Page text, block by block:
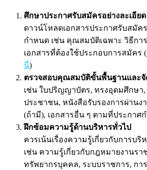
ศึกษาประกาศรับสมัครอย่างละเอียด
ดาวน์โหลดเอกสารประกาศรับสมั
กำหนด เช่น คุณสมบัติเฉพาะ วิธีกา
เอกสารที่ต้องใช้ประกอบการสมัคร (
นี่)
ตรวจสอบคุณสมบัติขั้นพื้นฐานและจั
เช่น ใบปริญญาบัตร, ทรงอุดมศึกษา,
ประชาชน, หนังสือรับรองการผ่าน
(ถ้ามี), เอกสารอื่น ๆ ตามที่ประกาศ
ฝึกซ้อมความรู้ด้านบริหารทั่วไป
ควรเน้นเรื่องความรู้เกี่ยวกับการบริ
เช่น ความรู้เกี่ยวกับกฎหมายงานรา
ทรัพยากรบุคคล, ระบบราชการ, กา